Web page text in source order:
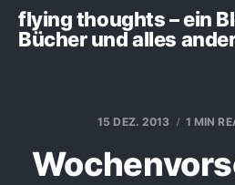
flying thoughts – ein
Bücher und alles
15 DEZ. 2013 1 MIN